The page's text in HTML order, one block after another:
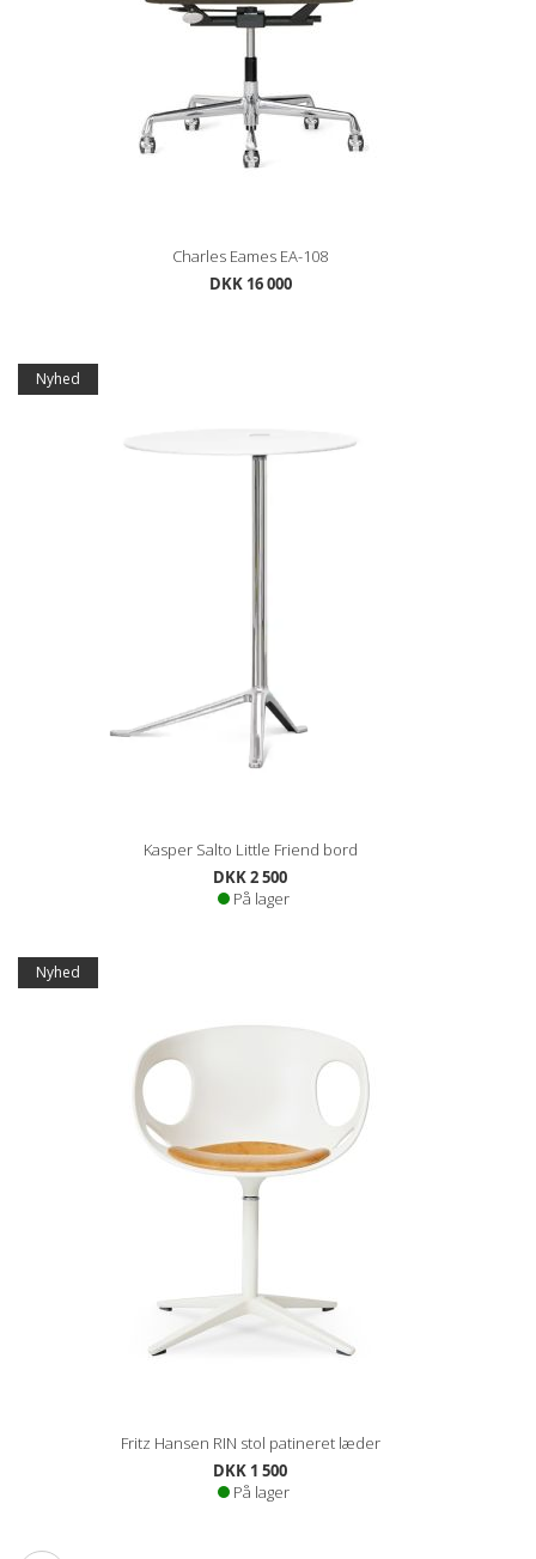
Charles Eames EA-108
DKK 16 000
Nyhed
Kasper Salto Little Friend bord
DKK 2 500
På lager
Nyhed
Fritz Hansen RIN stol patineret læder
DKK 1 500
På lager